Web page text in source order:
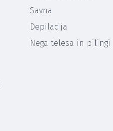
Savna
Depilacija
Nega telesa in pilingi